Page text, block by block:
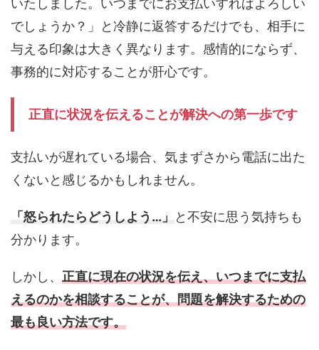
いたしました。いつまでにお支払いすればよろしい
でしょうか？」と冷静に返答するだけでも、相手に
与える印象は大きく異なります。感情的にならず、
事務的に対応することが肝心です。
正直に状況を伝えることが解決への第一歩です
支払いが遅れている場合、気まずさから電話に出た
くないと感じるかもしれません。
「怒られたらどうしよう…」
と不安に思う気持ちも
分かります。
しかし、 正直に現在の状況を伝え、いつまでに支払
えるのかを相談することが、問題を解決するための
最も良い方法です。